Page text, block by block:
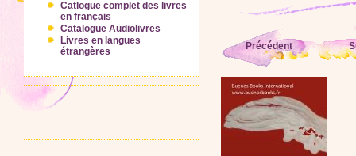
Catlogue complet des livres
en français
Catalogue Audiolivres
Livres en langues
étrangères
Précédent